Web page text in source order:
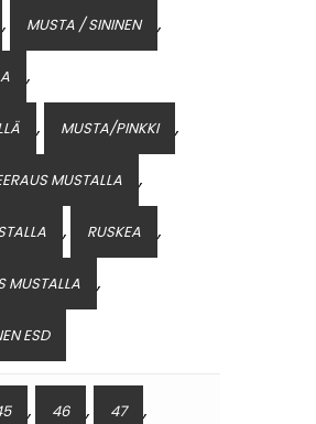
, MUSTA / SININEN ,
,
, MUSTA/PINKKI ,
MUSTALLA ,
, RUSKEA ,
MUSTALLA ,
ESD
, 46 , 47 ,